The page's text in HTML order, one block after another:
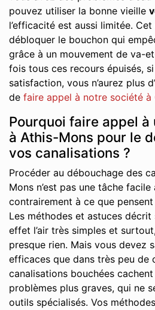
pouvez utiliser la bonne vieille
l’efficacité est aussi limitée.
débloquer le bouchon qui
grâce à un mouvement de va-
fois tous ces recours épuisés, si
satisfaction, vous n’aurez plus
de faire appel à notre société à
Pourquoi faire appel à
à Athis-Mons pour le
vos canalisations ?
Procéder au débouchage des
Mons n’est pas une tâche
contrairement à ce que
Les méthodes et astuces
effet l’air très simples et
presque rien. Mais vous devez
efficaces que dans très peu de
canalisations bouchées
problèmes plus graves, qui ne
outils spécialisés. Vos